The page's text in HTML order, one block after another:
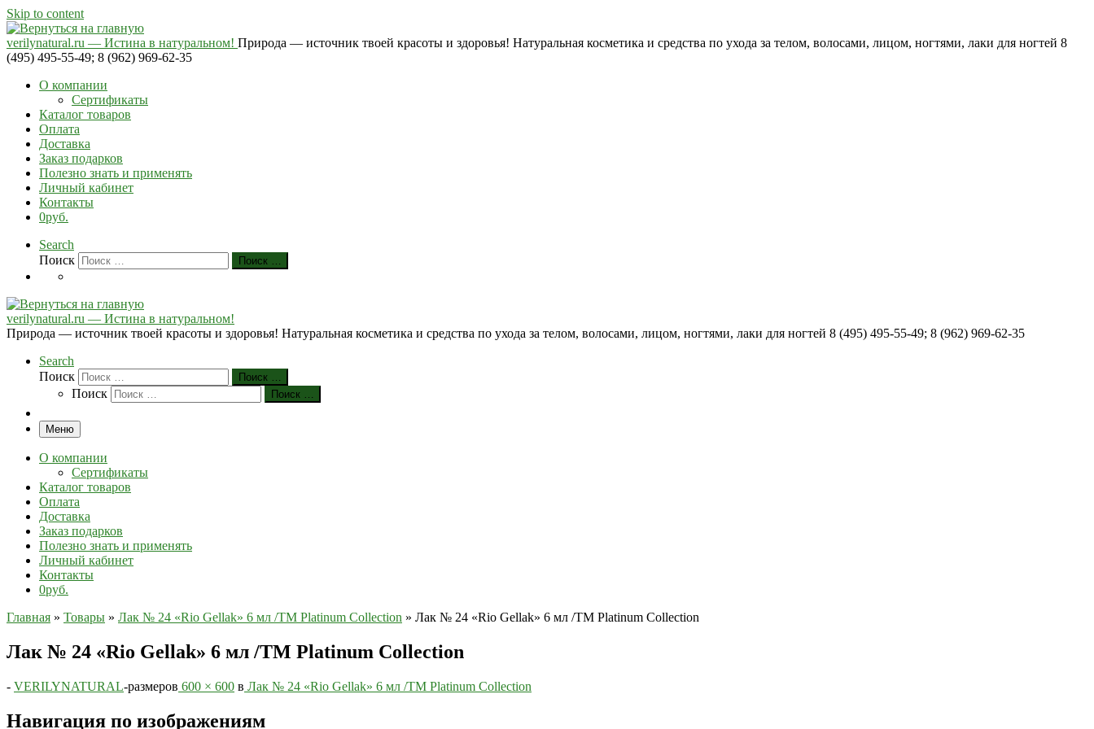
Skip to content
verilynatural.ru — Истина в натуральном! Природа — источник твоей красоты и здоровья! Натуральная косметика и средства по ухода за телом, волосами, лицом, ногтями, лаки для ногтей 8
(495) 495-55-49; 8 (962) 969-62-35
О компании
Сертификаты
Каталог товаров
Оплата
Доставка
Заказ подарков
Полезно знать и применять
Личный кабинет
Контакты
0руб.
Search
Поиск
Поиск …
verilynatural.ru — Истина в натуральном!
Природа — источник твоей красоты и здоровья! Натуральная косметика и средства по ухода за телом, волосами, лицом, ногтями, лаки для ногтей 8 (495) 495-55-49; 8 (962) 969-62-35
Search
Поиск
Поиск …
Поиск Поиск …
Меню
О компании
Сертификаты
Каталог товаров
Оплата
Доставка
Заказ подарков
Полезно знать и применять
Личный кабинет
Контакты
0руб.
Главная » Товары » Лак № 24 «Rio Gellak» 6 мл /ТМ Platinum Collection » Лак № 24 «Rio Gellak» 6 мл /ТМ Platinum Collection
Лак № 24 «Rio Gellak» 6 мл /ТМ Platinum Collection
- VERILYNATURAL-размеров 600 × 600 в Лак № 24 «Rio Gellak» 6 мл /ТМ Platinum Collection
Навигация по изображениям